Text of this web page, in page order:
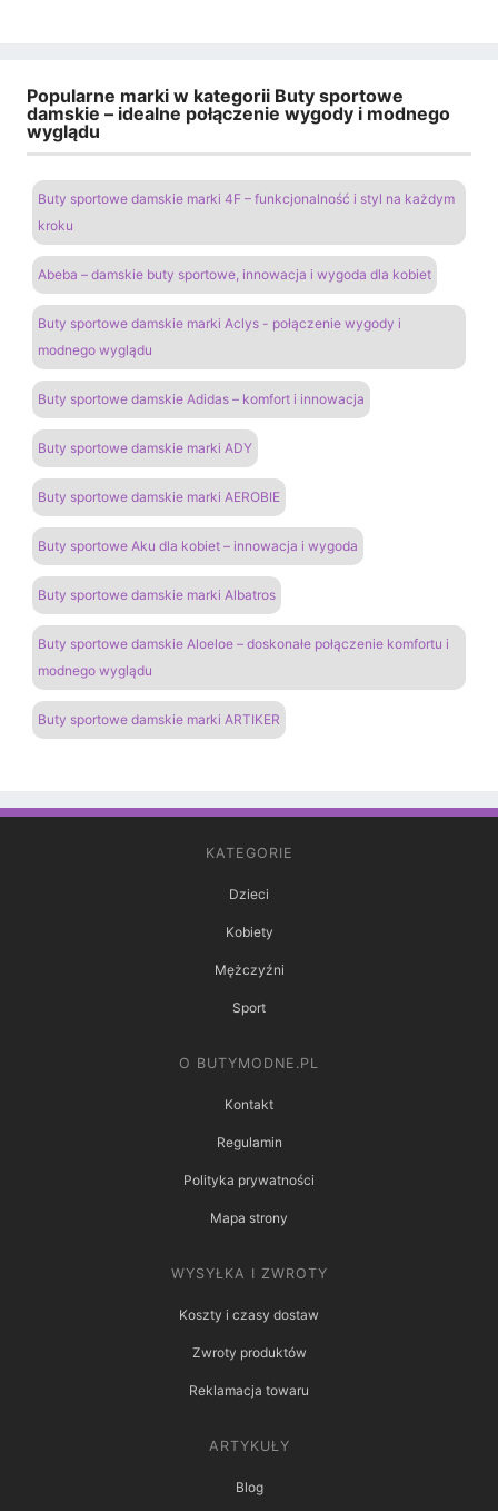
Popularne marki w kategorii Buty sportowe
damskie – idealne połączenie wygody i modnego
wyglądu
Buty sportowe damskie marki 4F – funkcjonalność i styl na każdym
kroku
Abeba – damskie buty sportowe, innowacja i wygoda dla kobiet
Buty sportowe damskie marki Aclys - połączenie wygody i
modnego wyglądu
Buty sportowe damskie Adidas – komfort i innowacja
Buty sportowe damskie marki ADY
Buty sportowe damskie marki AEROBIE
Buty sportowe Aku dla kobiet – innowacja i wygoda
Buty sportowe damskie marki Albatros
Buty sportowe damskie Aloeloe – doskonałe połączenie komfortu i
modnego wyglądu
Buty sportowe damskie marki ARTIKER
KATEGORIE
Dzieci
Kobiety
Mężczyźni
Sport
O BUTYMODNE.PL
Kontakt
Regulamin
Polityka prywatności
Mapa strony
WYSYŁKA I ZWROTY
Koszty i czasy dostaw
Zwroty produktów
Reklamacja towaru
ARTYKUŁY
Blog